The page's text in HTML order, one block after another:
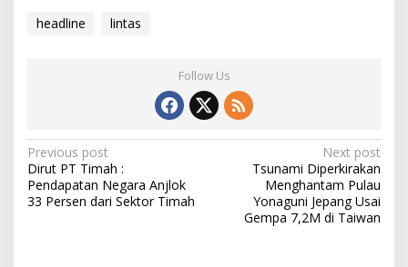
headline lintas
Follow Us
P
o
s
Previous post
Dirut PT Timah :
Pendapatan Negara Anjlok
33 Persen dari Sektor Timah
Next post
Tsunami Diperkirakan
Menghantam Pulau
Yonaguni Jepang Usai
Gempa 7,2M di Taiwan